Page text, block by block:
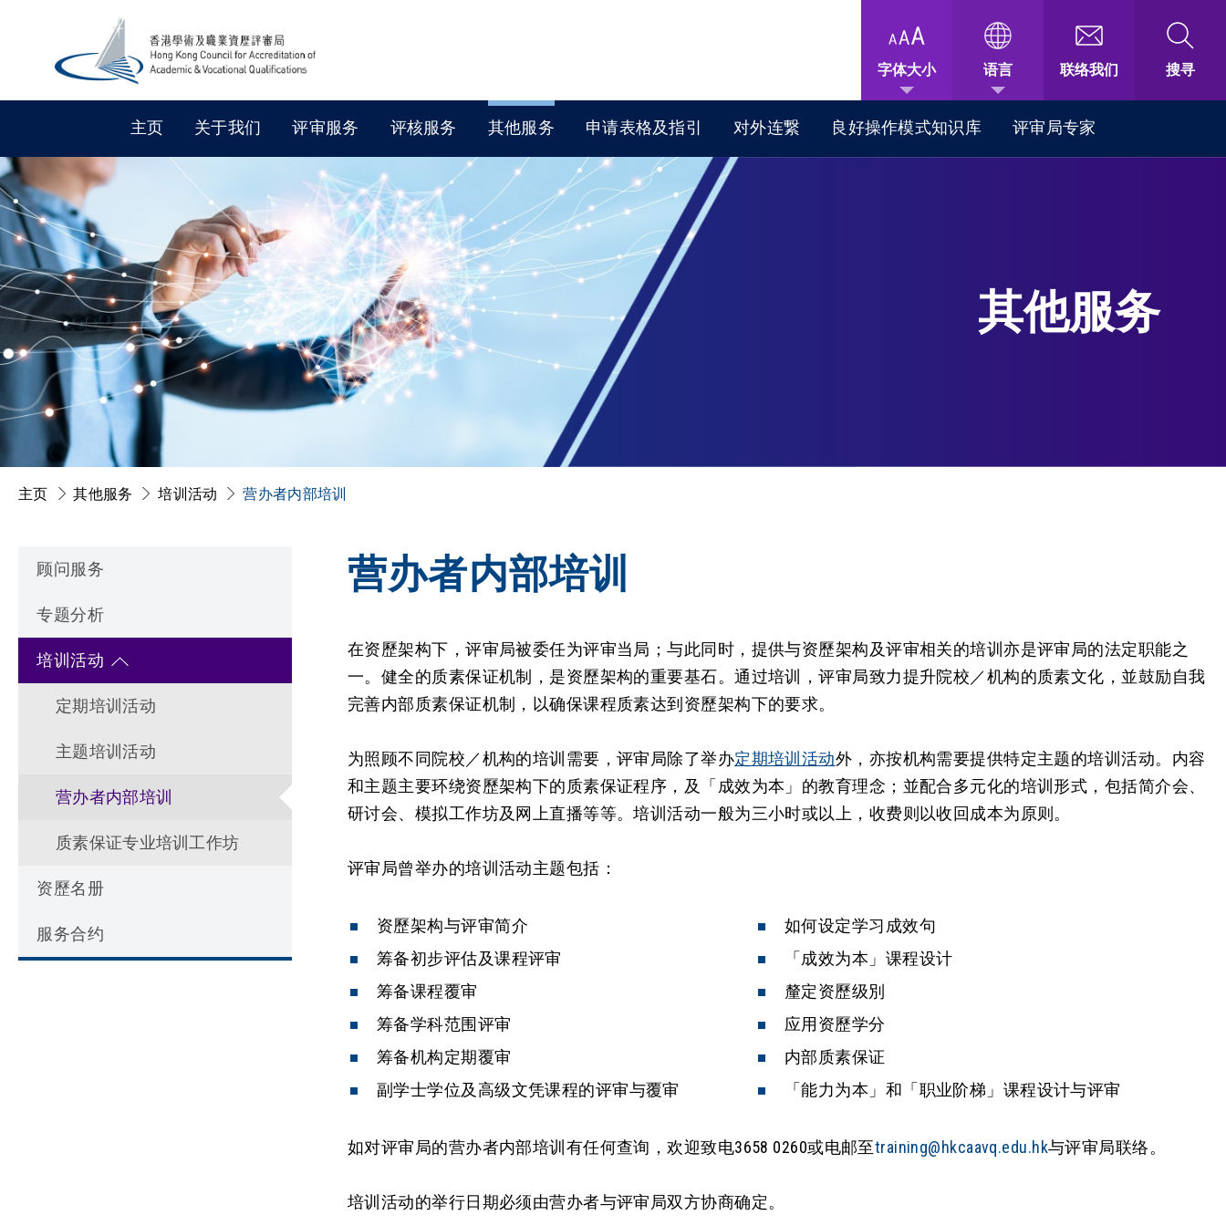
字体大小 语言 联络我们 搜寻
主页 关于我们 评审服务 评核服务 其他服务 申请表格及指引 对外连繋 良好操作模式知识库 评审局专家
其他服务
主页 其他服务 培训活动 营办者内部培训
顾问服务
专题分析
培训活动
定期培训活动
主题培训活动
营办者内部培训
质素保证专业培训工作坊
资歷名册
服务合约
营办者内部培训
在资歷架构下，评审局被委任为评审当局；与此同时，提供与资歷架构及评审相关的培训亦是评审局的法定职能之
一。健全的质素保证机制，是资歷架构的重要基石。通过培训，评审局致力提升院校／机构的质素文化，並鼓励自我
完善内部质素保证机制，以确保课程质素达到资歷架构下的要求。
为照顾不同院校／机构的培训需要，评审局除了举办定期培训活动外，亦按机构需要提供特定主题的培训活动。内容
和主题主要环绕资歷架构下的质素保证程序，及「成效为本」的教育理念；並配合多元化的培训形式，包括简介会、
研讨会、模拟工作坊及网上直播等等。培训活动一般为三小时或以上，收费则以收回成本为原则。
评审局曾举办的培训活动主题包括：
资歷架构与评审简介
如何设定学习成效句
筹备初步评估及课程评审
「成效为本」课程设计
筹备课程覆审
釐定资歷级別
筹备学科范围评审
应用资歷学分
筹备机构定期覆审
内部质素保证
副学士学位及高级文凭课程的评审与覆审
「能力为本」和「职业阶梯」课程设计与评审
如对评审局的营办者内部培训有任何查询，欢迎致电3658 0260或电邮至training@hkcaavq.edu.hk与评审局联络。
培训活动的举行日期必须由营办者与评审局双方协商确定。